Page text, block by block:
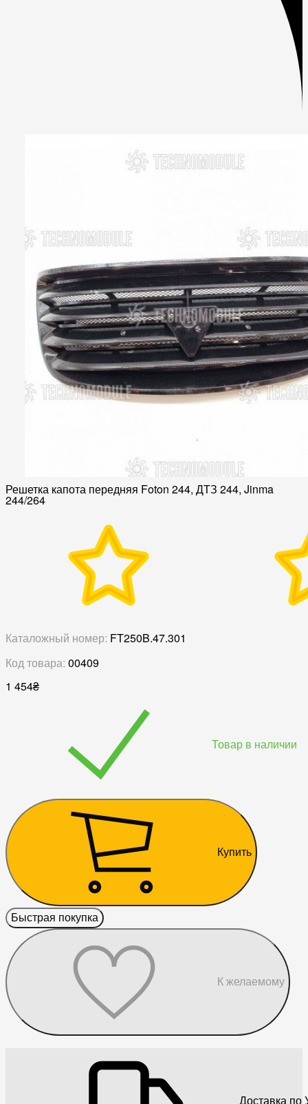
Решетка капота передняя Foton 244, ДТЗ 244, Jinma
244/264
Каталожный номер: FT250B.47.301
Код товара: 00409
1 454₴
Товар в наличии
Купить
Быстрая покупка
К желаемому
Доставка по